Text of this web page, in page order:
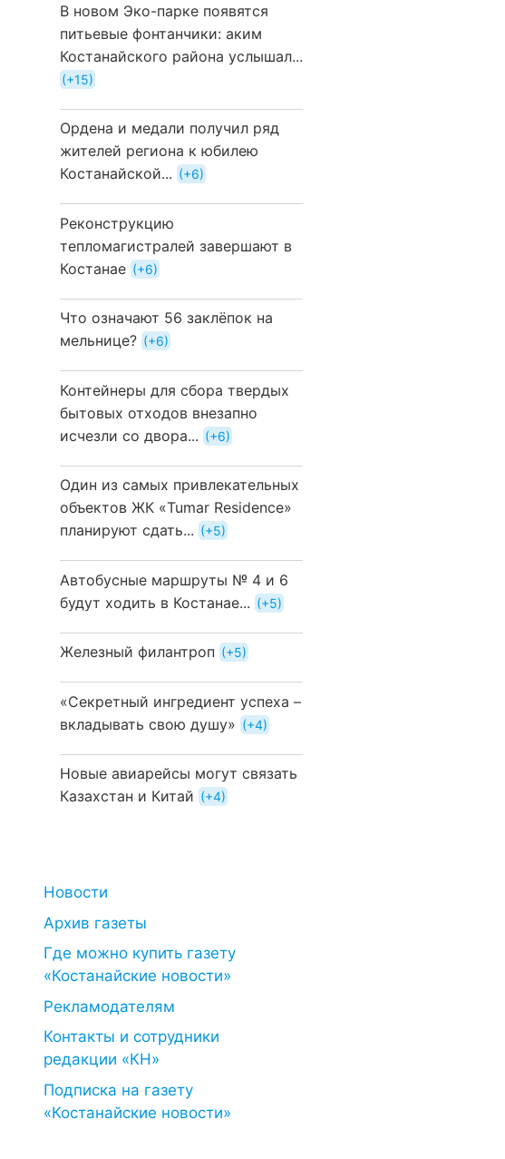
В новом Эко-парке появятся
питьевые фонтанчики: аким
Костанайского района услышал...
+15
Ордена и медали получил ряд
жителей региона к юбилею
Костанайской...
+6
Реконструкцию
тепломагистралей завершают в
Костанае
+6
Что означают 56 заклёпок на
мельнице?
+6
Контейнеры для сбора твердых
бытовых отходов внезапно
исчезли со двора...
+6
Один из самых привлекательных
объектов ЖК «Tumar Residence»
планируют сдать...
+5
Автобусные маршруты № 4 и 6
будут ходить в Костанае...
+5
Железный филантроп +5
«Секретный ингредиент успеха –
вкладывать свою душу»
+4
Новые авиарейсы могут связать
Казахстан и Китай
+4
Новости
Архив газеты
Где можно купить газету
«Костанайские новости»
Рекламодателям
Контакты и сотрудники
редакции «КН»
Подписка на газету
«Костанайские новости»